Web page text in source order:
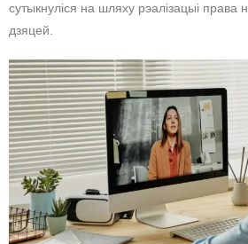
сутыкнуліся на шляху рэалізацыі права
дзяцей.